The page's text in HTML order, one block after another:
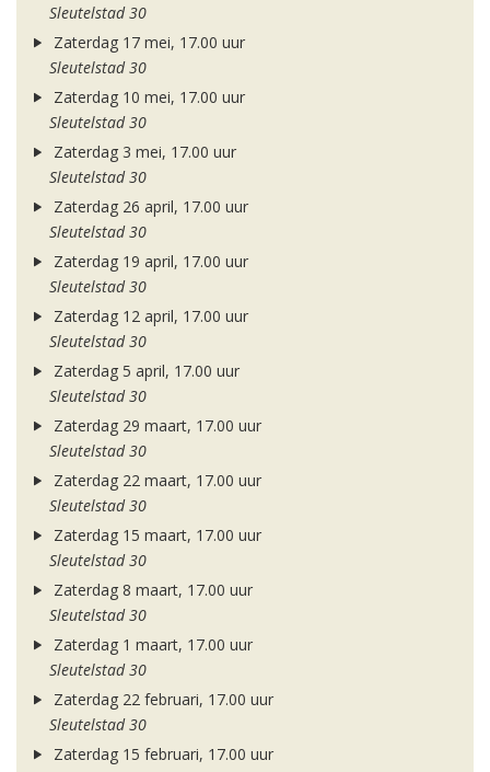
Sleutelstad 30
Zaterdag 17 mei, 17.00 uur
Sleutelstad 30
Zaterdag 10 mei, 17.00 uur
Sleutelstad 30
Zaterdag 3 mei, 17.00 uur
Sleutelstad 30
Zaterdag 26 april, 17.00 uur
Sleutelstad 30
Zaterdag 19 april, 17.00 uur
Sleutelstad 30
Zaterdag 12 april, 17.00 uur
Sleutelstad 30
Zaterdag 5 april, 17.00 uur
Sleutelstad 30
Zaterdag 29 maart, 17.00 uur
Sleutelstad 30
Zaterdag 22 maart, 17.00 uur
Sleutelstad 30
Zaterdag 15 maart, 17.00 uur
Sleutelstad 30
Zaterdag 8 maart, 17.00 uur
Sleutelstad 30
Zaterdag 1 maart, 17.00 uur
Sleutelstad 30
Zaterdag 22 februari, 17.00 uur
Sleutelstad 30
Zaterdag 15 februari, 17.00 uur